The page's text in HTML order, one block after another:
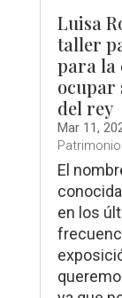
Luisa
taller
para la
ocupar
del rey
Mar 11,
El
en los